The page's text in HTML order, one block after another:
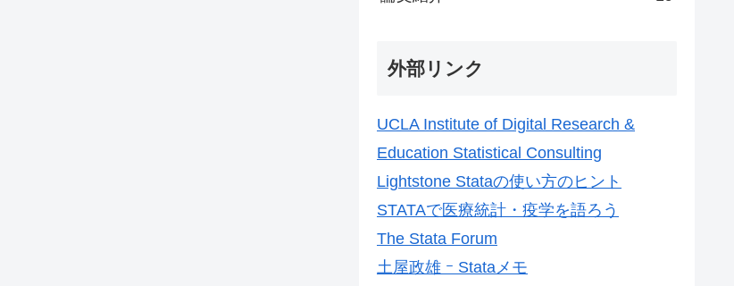
外部リンク
UCLA Institute of Digital Research &
Education Statistical Consulting
Lightstone Stataの使い方のヒント
STATAで医療統計・疫学を語ろう
The Stata Forum
土屋政雄 ｰ Stataメモ